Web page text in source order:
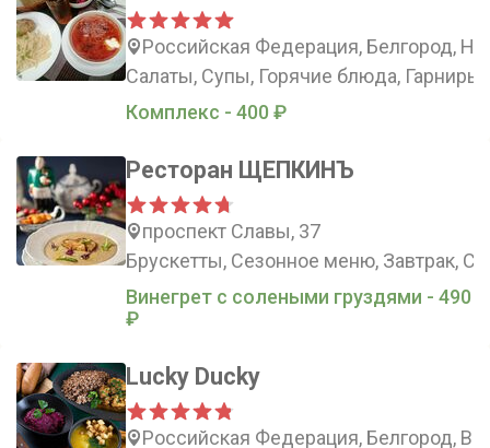
Российская Федерация, Белгород,
Салаты, Супы, Горячие блюда, Гарниры
Комплекс - 400 ₽
Ресторан ЩЕПКИНЪ
проспект Славы, 37
Брускетты, Сезонное меню, Завтрак,
Винегрет с солеными груздями - 490
₽
Lucky Ducky
Российская Федерация, Белгород,